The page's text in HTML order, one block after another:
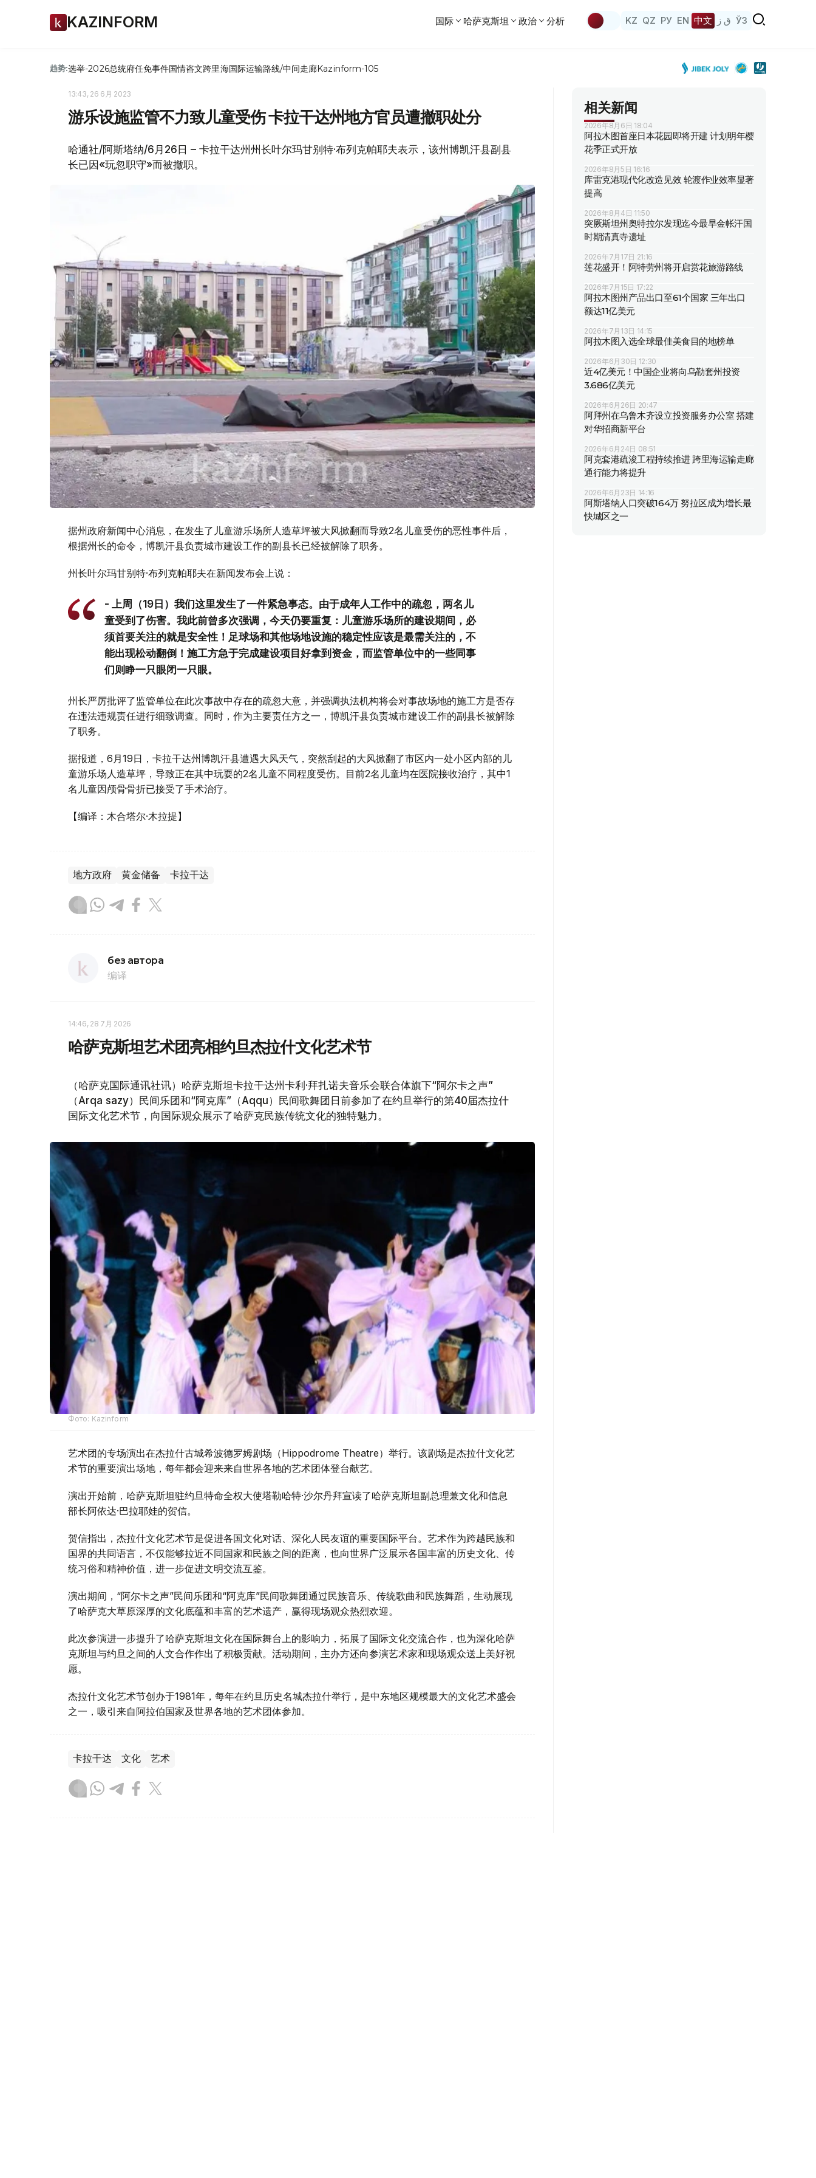
KAZINFORM 国际 哈萨克斯坦 政治 分析 KZ QZ РУ EN 中文 ق ز ЎЗ
趋势:选举-2026总统府任免事件国情咨文跨里海国际运输路线/中间走廊Kazinform-105
13:43, 26 6月 2023
游乐设施监管不力致儿童受伤 卡拉干达州地方官员遭撤职处分
哈通社/阿斯塔纳/6月26日 – 卡拉干达州州长叶尔玛甘别特·布列克帕耶夫表示，该州博凯汗县副县
长已因«玩忽职守»而被撤职。
据州政府新闻中心消息，在发生了儿童游乐场所人造草坪被大风掀翻而导致2名儿童受伤的恶性事件后，
根据州长的命令，博凯汗县负责城市建设工作的副县长已经被解除了职务。
州长叶尔玛甘别特·布列克帕耶夫在新闻发布会上说：
- 上周（19日）我们这里发生了一件紧急事态。由于成年人工作中的疏忽，两名儿
童受到了伤害。我此前曾多次强调，今天仍要重复：儿童游乐场所的建设期间，必
须首要关注的就是安全性！足球场和其他场地设施的稳定性应该是最需关注的，不
能出现松动翻倒！施工方急于完成建设项目好拿到资金，而监管单位中的一些同事
们则睁一只眼闭一只眼。
州长严厉批评了监管单位在此次事故中存在的疏忽大意，并强调执法机构将会对事故场地的施工方是否存
在违法违规责任进行细致调查。同时，作为主要责任方之一，博凯汗县负责城市建设工作的副县长被解除
了职务。
据报道，6月19日，卡拉干达州博凯汗县遭遇大风天气，突然刮起的大风掀翻了市区内一处小区内部的儿
童游乐场人造草坪，导致正在其中玩耍的2名儿童不同程度受伤。目前2名儿童均在医院接收治疗，其中1
名儿童因颅骨骨折已接受了手术治疗。
【编译：木合塔尔·木拉提】
地方政府 黄金储备 卡拉干达
без автора
编译
14:46, 28 7月 2026
哈萨克斯坦艺术团亮相约旦杰拉什文化艺术节
（哈萨克国际通讯社讯）哈萨克斯坦卡拉干达州卡利·拜扎诺夫音乐会联合体旗下“阿尔卡之声”
（Arqa sazy）民间乐团和“阿克库”（Aqqu）民间歌舞团日前参加了在约旦举行的第40届杰拉什
国际文化艺术节，向国际观众展示了哈萨克民族传统文化的独特魅力。
Фото: Kazinform
艺术团的专场演出在杰拉什古城希波德罗姆剧场（Hippodrome Theatre）举行。该剧场是杰拉什文化艺
术节的重要演出场地，每年都会迎来来自世界各地的艺术团体登台献艺。
演出开始前，哈萨克斯坦驻约旦特命全权大使塔勒哈特·沙尔丹拜宣读了哈萨克斯坦副总理兼文化和信息
部长阿依达·巴拉耶娃的贺信。
贺信指出，杰拉什文化艺术节是促进各国文化对话、深化人民友谊的重要国际平台。艺术作为跨越民族和
国界的共同语言，不仅能够拉近不同国家和民族之间的距离，也向世界广泛展示各国丰富的历史文化、传
统习俗和精神价值，进一步促进文明交流互鉴。
演出期间，“阿尔卡之声”民间乐团和“阿克库”民间歌舞团通过民族音乐、传统歌曲和民族舞蹈，生动展现
了哈萨克大草原深厚的文化底蕴和丰富的艺术遗产，赢得现场观众热烈欢迎。
此次参演进一步提升了哈萨克斯坦文化在国际舞台上的影响力，拓展了国际文化交流合作，也为深化哈萨
克斯坦与约旦之间的人文合作作出了积极贡献。活动期间，主办方还向参演艺术家和现场观众送上美好祝
愿。
杰拉什文化艺术节创办于1981年，每年在约旦历史名城杰拉什举行，是中东地区规模最大的文化艺术盛会
之一，吸引来自阿拉伯国家及世界各地的艺术团体参加。
卡拉干达 文化 艺术
相关新闻
2026年8月6日 18:04
阿拉木图首座日本花园即将开建 计划明年樱
花季正式开放
2026年8月5日 16:16
库雷克港现代化改造见效 轮渡作业效率显著
提高
2026年8月4日 11:50
突厥斯坦州奥特拉尔发现迄今最早金帐汗国
时期清真寺遗址
2026年7月17日 21:16
莲花盛开！阿特劳州将开启赏花旅游路线
2026年7月15日 17:22
阿拉木图州产品出口至61个国家 三年出口
额达11亿美元
2026年7月13日 14:15
阿拉木图入选全球最佳美食目的地榜单
2026年6月30日 12:30
近4亿美元！中国企业将向乌勒套州投资
3.686亿美元
2026年6月26日 20:47
阿拜州在乌鲁木齐设立投资服务办公室 搭建
对华招商新平台
2026年6月24日 08:51
阿克套港疏浚工程持续推进 跨里海运输走廊
通行能力将提升
2026年6月23日 14:16
阿斯塔纳人口突破164万 努拉区成为增长最
快城区之一